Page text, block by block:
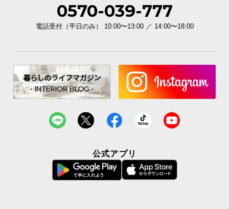
長時間の座り疲れを解消する座面クッション
長い時間座っていても疲れにくい座面クッション。
0570-039-777
電話受付（平日のみ） 10:00〜13:00 ／ 14:00〜18:00
公式アプリ